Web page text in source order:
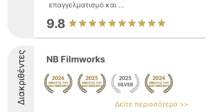
επαγγελματισμό και ...
9.8
Διακριθέντες NB Filmworks
Δείτε περισσότερα >>